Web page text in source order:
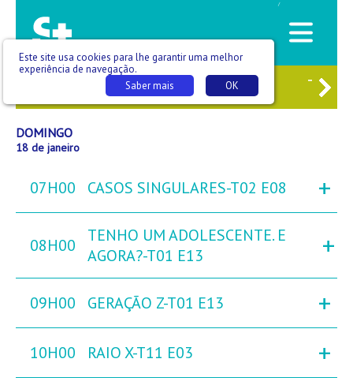
/
DOM 18 SEG 19 TER
DOMINGO
18 de janeiro
07H00 CASOS SINGULARES-T02 E08 +
08H00
TENHO UM ADOLESCENTE. E
AGORA?-T01 E13
+
09H00 GERAÇÃO Z-T01 E13 +
10H00 RAIO X-T11 E03 +
Este site usa cookies para lhe garantir uma melhor
experiência de navegação.
OK
Saber mais